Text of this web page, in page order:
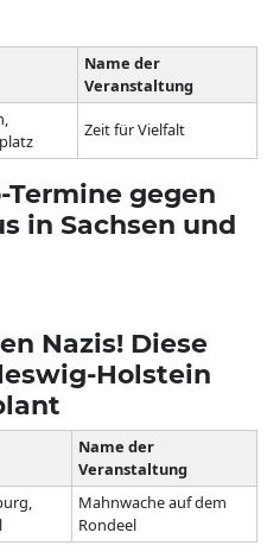
Zeit für Vielfalt
Name der
Veranstaltung
Termine gegen
in Sachsen und
Nazis! Diese
Holstein
Name der
Veranstaltung
Mahnwache auf dem
Rondeel